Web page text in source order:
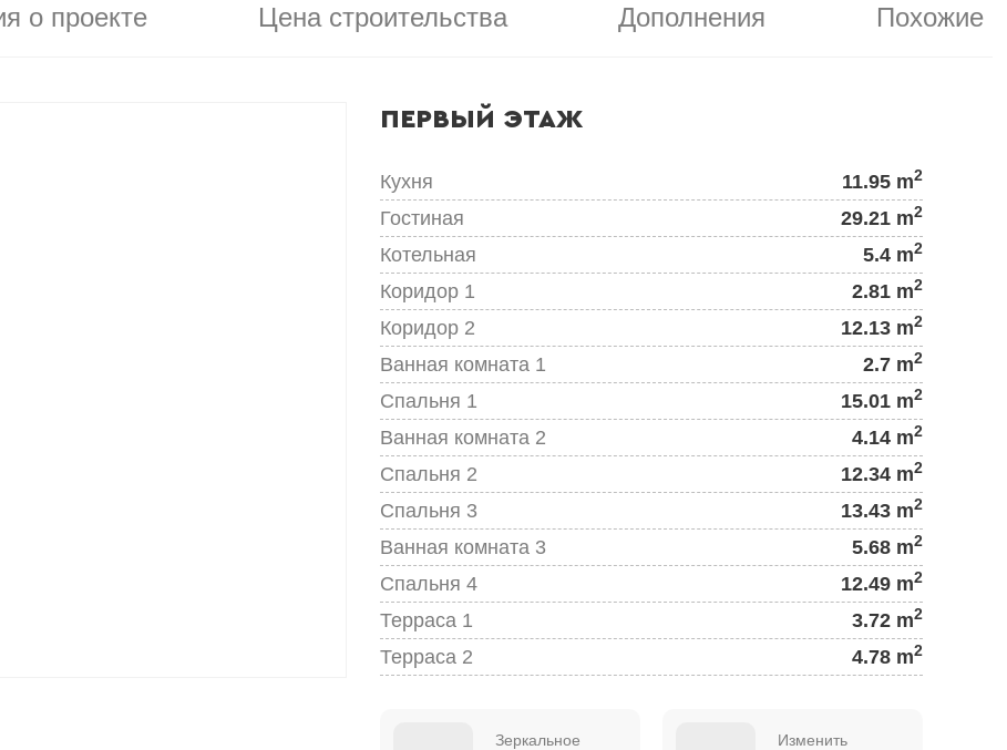
о проекте Цена строительства Дополнения Похожие
ПЕРВЫЙ ЭТАЖ
Кухня 11.95 m2
Гостиная 29.21 m2
Котельная 5.4 m2
Коридор 1 2.81 m2
Коридор 2 12.13 m2
Ванная комната 1 2.7 m2
Спальня 1 15.01 m2
Ванная комната 2 4.14 m2
Спальня 2 12.34 m2
Спальня 3 13.43 m2
Ванная комната 3 5.68 m2
Спальня 4 12.49 m2
Терраса 1 3.72 m2
Терраса 2 4.78 m2
Зеркальное
Изменить